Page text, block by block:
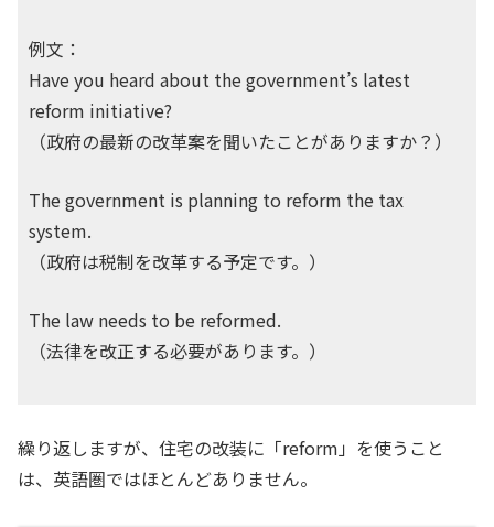
例文：
Have you heard about the government’s latest
reform initiative?
（政府の最新の改革案を聞いたことがありますか？）
The government is planning to reform the tax
system.
（政府は税制を改革する予定です。）
The law needs to be reformed.
（法律を改正する必要があります。）
繰り返しますが、住宅の改装に「reform」を使うこと
は、英語圏ではほとんどありません。